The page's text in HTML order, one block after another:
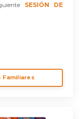
SESIÓN DE
Familiares